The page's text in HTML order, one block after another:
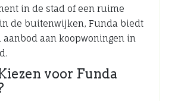
in de stad of een ruime
de buitenwijken, Funda biedt
aan koopwoningen in
voor Funda